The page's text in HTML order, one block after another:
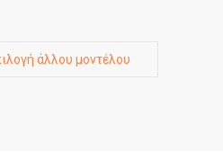
άλλου μοντέλου